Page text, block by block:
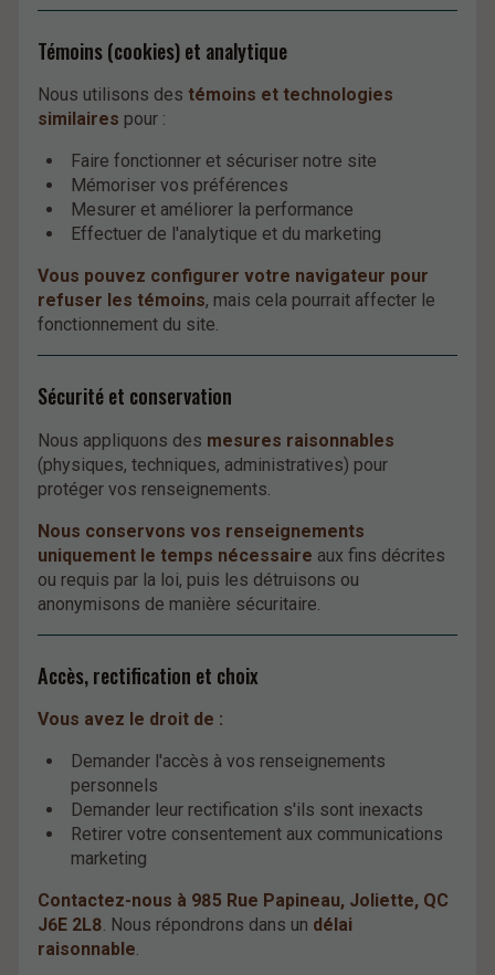
Témoins (cookies) et analytique
Nous utilisons des témoins et technologies
similaires pour :
Faire fonctionner et sécuriser notre site
Mémoriser vos préférences
Mesurer et améliorer la performance
Effectuer de l'analytique et du marketing
Vous pouvez configurer votre navigateur pour
refuser les témoins, mais cela pourrait affecter le
fonctionnement du site.
Sécurité et conservation
Nous appliquons des mesures raisonnables
(physiques, techniques, administratives) pour
protéger vos renseignements.
Nous conservons vos renseignements
uniquement le temps nécessaire aux fins décrites
ou requis par la loi, puis les détruisons ou
anonymisons de manière sécuritaire.
Accès, rectification et choix
Vous avez le droit de :
Demander l'accès à vos renseignements
personnels
Demander leur rectification s'ils sont inexacts
Retirer votre consentement aux communications
marketing
Contactez-nous à 985 Rue Papineau, Joliette, QC
J6E 2L8. Nous répondrons dans un délai
raisonnable.